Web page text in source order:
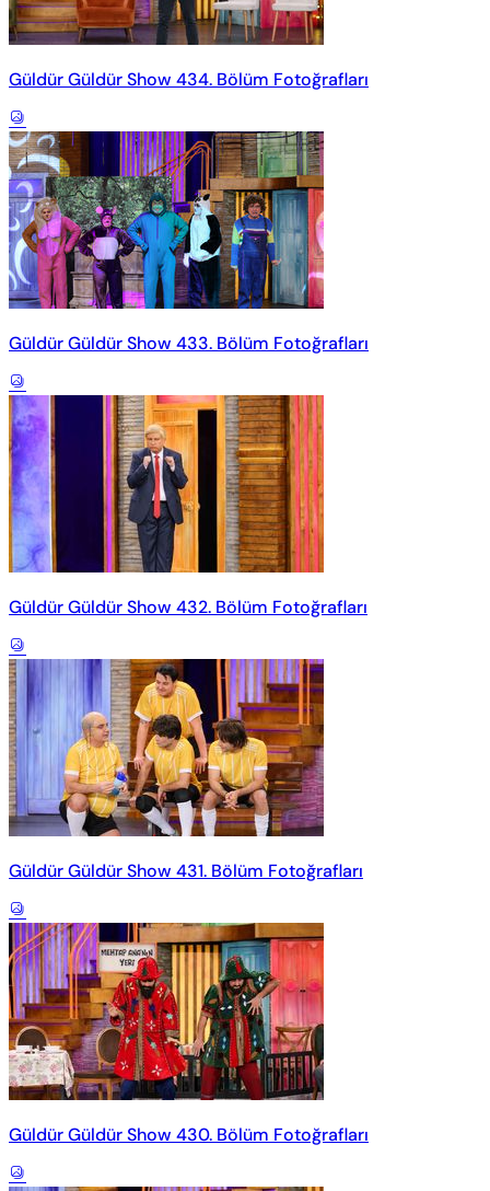
Güldür Güldür Show 434. Bölüm Fotoğrafları
Güldür Güldür Show 433. Bölüm Fotoğrafları
Güldür Güldür Show 432. Bölüm Fotoğrafları
Güldür Güldür Show 431. Bölüm Fotoğrafları
Güldür Güldür Show 430. Bölüm Fotoğrafları